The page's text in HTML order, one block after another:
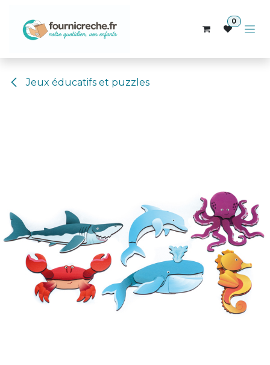
0
Jeux éducatifs et puzzles